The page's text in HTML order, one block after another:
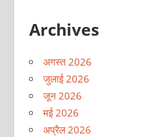
Archives
अगस्त 2026
जुलाई 2026
जून 2026
मई 2026
अप्रैल 2026